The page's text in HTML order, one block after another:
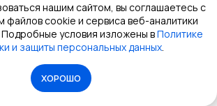
нашим сайтом, вы соглашаетесь с
файлов cookie и сервиса веб-аналитики
условия изложены вПолитике
и защиты персональных данных.
ХОРОШО